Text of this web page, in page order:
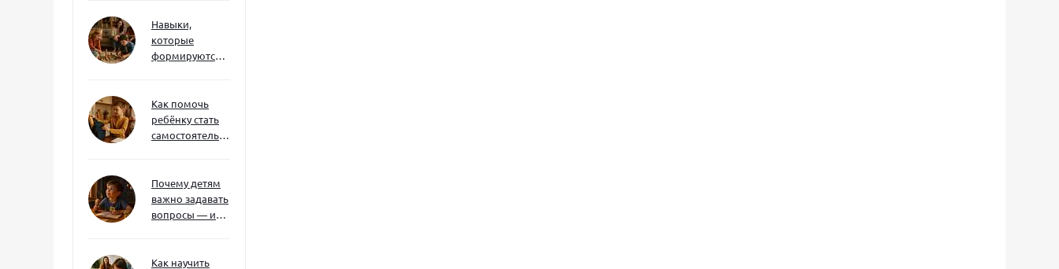
Навыки,
которые
формируются
ребёнка
успешным
Как помочь
ребёнку стать
самостоятельным
Почему детям
важно задавать
вопросы — и
Как научить